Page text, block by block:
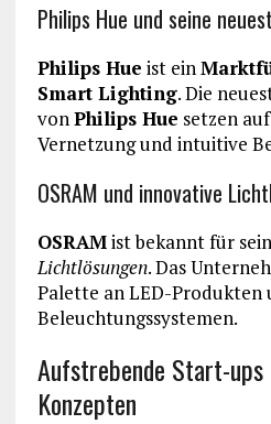
Philips Hue und seine
Philips Hue ist ein
Smart Lighting. Die
vonPhilips Hue setzen
Vernetzung und intuitive
OSRAM und innovative
OSRAMist bekannt für
Lichtlösungen. Das
Palette an LED-
Beleuchtungssystemen.
Aufstrebende Start-
Konzepten